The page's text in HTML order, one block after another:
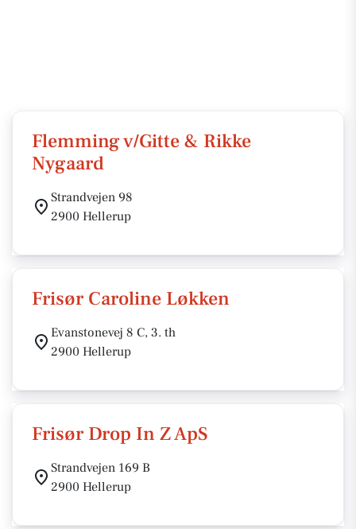
Flemming v/Gitte & Rikke
Nygaard
Strandvejen 98
2900 Hellerup
Frisør Caroline Løkken
Evanstonevej 8 C, 3. th
2900 Hellerup
Frisør Drop In Z ApS
Strandvejen 169 B
2900 Hellerup